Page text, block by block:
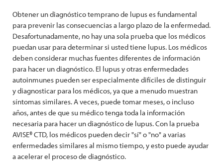
Obtener un diagnóstico temprano de lupus es fundamental
para prevenir las consecuencias a largo plazo de la enfermedad.
Desafortunadamente, no hay una sola prueba que los médicos
puedan usar para determinar si usted tiene lupus. Los médicos
deben considerar muchas fuentes diferentes de información
para hacer un diagnóstico. El lupus y otras enfermedades
autoinmunes pueden ser especialmente difíciles de distinguir
y diagnosticar para los médicos, ya que a menudo muestran
síntomas similares. A veces, puede tomar meses, o incluso
años, antes de que su médico tenga toda la información
necesaria para hacer un diagnóstico de lupus. Con la prueba
AVISE® CTD, los médicos pueden decir "sí" o "no" a varias
enfermedades similares al mismo tiempo, y esto puede ayudar
a acelerar el proceso de diagnóstico.